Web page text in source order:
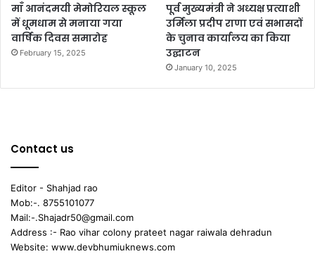
माँ आनंदमयी मेमोरियल स्कूल
में धूमधाम से मनाया गया
वार्षिक दिवस समारोह
February 15, 2025
पूर्व मुख्यमंत्री ने अध्यक्ष प्रत्याशी
उर्मिला प्रदीप राणा एवं सभासदों
के चुनाव कार्यालय का किया
उद्घाटन
January 10, 2025
Contact us
Editor - Shahjad rao
Mob:-. 8755101077
Mail:-.Shajadr50@gmail.com
Address :- Rao vihar colony prateet nagar raiwala dehradun
Website: www.devbhumiuknews.com